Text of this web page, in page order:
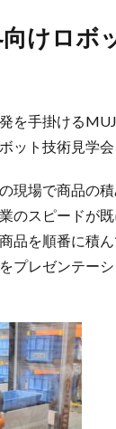
を手掛ける
ット技術見学会
現場で商品の
のスピードが
品を順番に積
プレゼンテー